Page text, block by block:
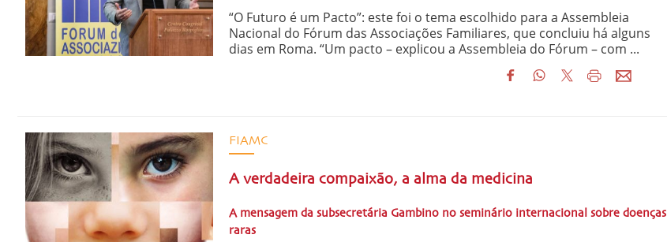
“O Futuro é um Pacto”: este foi o tema escolhido para a Assembleia
Nacional do Fórum das Associações Familiares, que concluiu há alguns
dias em Roma. “Um pacto – explicou a Assembleia do Fórum – com ...
FIAMC
A verdadeira compaixão, a alma da medicina
A mensagem da subsecretária Gambino no seminário internacional sobre doenças
raras